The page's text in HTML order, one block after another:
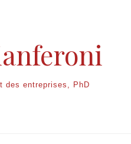
des entreprises, PhD